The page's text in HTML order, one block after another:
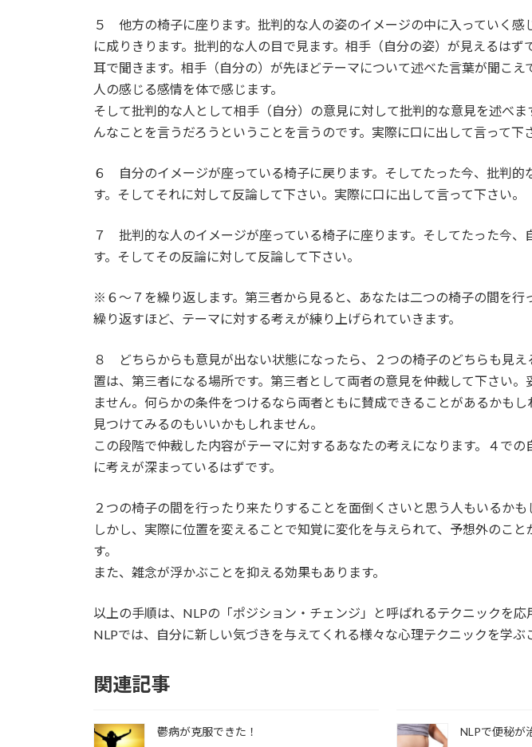
５ 他方の椅子に座ります。批判的な人の姿のイメージの中に入っていく感
に成りきります。批判的な人の目で見ます。相手（自分の姿）が見えるはず
耳で聞きます。相手（自分の）が先ほどテーマについて述べた言葉が聞こえ
人の感じる感情を体で感じます。
そして批判的な人として相手（自分）の意見に対して批判的な意見を述べま
んなことを言うだろうということを言うのです。実際に口に出して言って下
６ 自分のイメージが座っている椅子に戻ります。そしてたった今、批判的
す。そしてそれに対して反論して下さい。実際に口に出して言って下さい。
７ 批判的な人のイメージが座っている椅子に座ります。そしてたった今、
す。そしてその反論に対して反論して下さい。
※６～７を繰り返します。第三者から見ると、あなたは二つの椅子の間を行
繰り返すほど、テーマに対する考えが練り上げられていきます。
８ どちらからも意見が出ない状態になったら、２つの椅子のどちらも見え
置は、第三者になる場所です。第三者として両者の意見を仲裁して下さい
ません。何らかの条件をつけるなら両者ともに賛成できることがあるかも
見つけてみるのもいいかもしれません。
この段階で仲裁した内容がテーマに対するあなたの考えになります。４で
に考えが深まっているはずです。
２つの椅子の間を行ったり来たりすることを面倒くさいと思う人もいるかも
しかし、実際に位置を変えることで知覚に変化を与えられて、予想外のこ
す。
また、雑念が浮かぶことを抑える効果もあります。
以上の手順は、NLPの「ポジション・チェンジ」と呼ばれるテクニックを応
NLPでは、自分に新しい気づきを与えてくれる様々な心理テクニックを学ぶ
関連記事
鬱病が克服できた！ NLPで便秘が